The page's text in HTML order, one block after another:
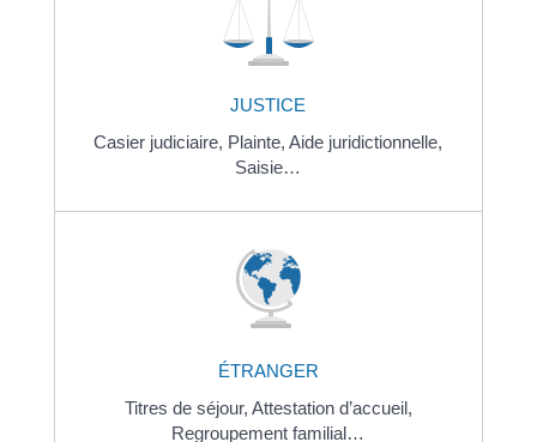
JUSTICE
Casier judiciaire, Plainte,Aide juridictionnelle,
Saisie…
ÉTRANGER
Titres de séjour, Attestation d’accueil,
Regroupement familial…